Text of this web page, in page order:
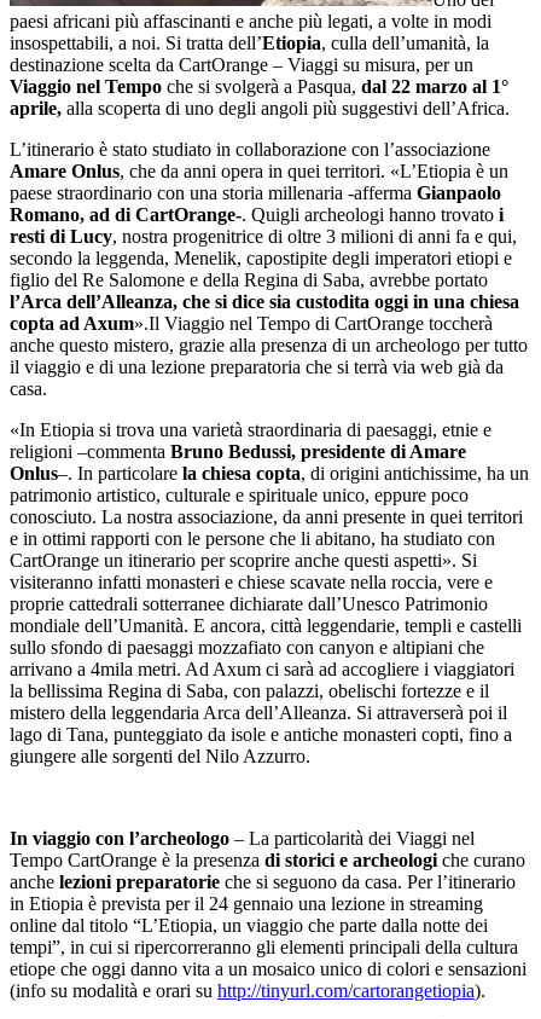
paesi africani più affascinanti e anche più legati, a volte in modi
insospettabili, a noi. Si tratta dell’Etiopia, culla dell’umanità, la
destinazione scelta da CartOrange – Viaggi su misura, per un
Viaggio nel Tempo che si svolgerà a Pasqua, dal 22 marzo al 1°
aprile, alla scoperta di uno degli angoli più suggestivi dell’Africa.
L’itinerario è stato studiato in collaborazione con l’associazione
Amare Onlus, che da anni opera in quei territori. «L’Etiopia è un
paese straordinario con una storia millenaria -afferma Gianpaolo
Romano, ad di CartOrange-. Quigli archeologi hanno trovato i
resti di Lucy, nostra progenitrice di oltre 3 milioni di anni fa e qui,
secondo la leggenda, Menelik, capostipite degli imperatori etiopi e
figlio del Re Salomone e della Regina di Saba, avrebbe portato
l’Arca dell’Alleanza, che si dice sia custodita oggi in una chiesa
copta ad Axum».Il Viaggio nel Tempo di CartOrange toccherà
anche questo mistero, grazie alla presenza di un archeologo per tutto
il viaggio e di una lezione preparatoria che si terrà via web già da
casa.
«In Etiopia si trova una varietà straordinaria di paesaggi, etnie e
religioni –commenta Bruno Bedussi, presidente di Amare
Onlus–. In particolare la chiesa copta, di origini antichissime, ha un
patrimonio artistico, culturale e spirituale unico, eppure poco
conosciuto. La nostra associazione, da anni presente in quei territori
e in ottimi rapporti con le persone che li abitano, ha studiato con
CartOrange un itinerario per scoprire anche questi aspetti». Si
visiteranno infatti monasteri e chiese scavate nella roccia, vere e
proprie cattedrali sotterranee dichiarate dall’Unesco Patrimonio
mondiale dell’Umanità. E ancora, città leggendarie, templi e castelli
sullo sfondo di paesaggi mozzafiato con canyon e altipiani che
arrivano a 4mila metri. Ad Axum ci sarà ad accogliere i viaggiatori
la bellissima Regina di Saba, con palazzi, obelischi fortezze e il
mistero della leggendaria Arca dell’Alleanza. Si attraverserà poi il
lago di Tana, punteggiato da isole e antiche monasteri copti, fino a
giungere alle sorgenti del Nilo Azzurro.
In viaggio con l’archeologo – La particolarità dei Viaggi nel
Tempo CartOrange è la presenza di storici e archeologi che curano
anche lezioni preparatorie che si seguono da casa. Per l’itinerario
in Etiopia è prevista per il 24 gennaio una lezione in streaming
online dal titolo “L’Etiopia, un viaggio che parte dalla notte dei
tempi”, in cui si ripercorreranno gli elementi principali della cultura
etiope che oggi danno vita a un mosaico unico di colori e sensazioni
(info su modalità e orari su http://tinyurl.com/cartorangetiopia).